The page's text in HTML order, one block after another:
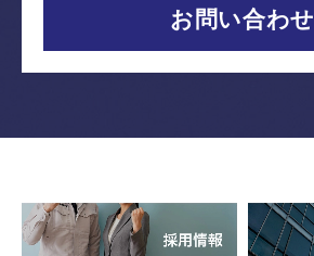
お問い合わせ